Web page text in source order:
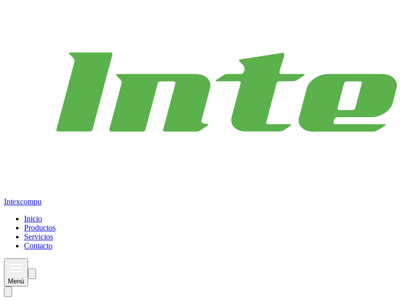
Intexcompu
Inicio
Productos
Servicios
Contacto
Menú